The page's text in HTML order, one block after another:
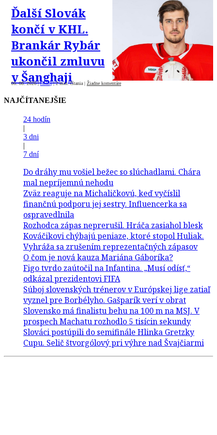
Ďalší Slovák
končí v KHL.
Brankár Rybár
ukončil zmluvu
v Šanghaji
06. 08. 2026| Hokej |2 min. čítania | Žiadne komentáre
NAJČÍTANEJŠIE
24 hodín
|
3 dni
|
7 dní